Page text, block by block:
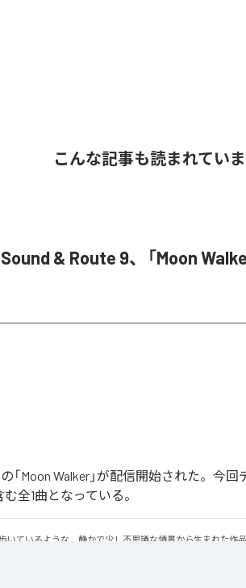
こんな記事も読まれてい
& Route 9、「Moon
の「Moon Walker」が配信開始された。今
む全1曲となっている。
いているような、静かで少し不思議な情景から生まれた作